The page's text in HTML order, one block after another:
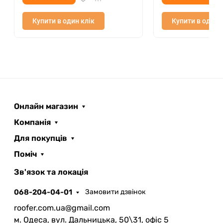
ударостійкість системи.
ПРОДУМАННИЙ ДИЗАЙН
Купити в один клік Купити в один
Онлайн магазин
Компанія
Для покупців
Поміч
Зв'язок та локація
068-204-04-01 Замовити дзвінок
roofer.com.ua@gmail.com
м. Одеса, вул. Дальницька, 50\31, офіс 5
AI помічник